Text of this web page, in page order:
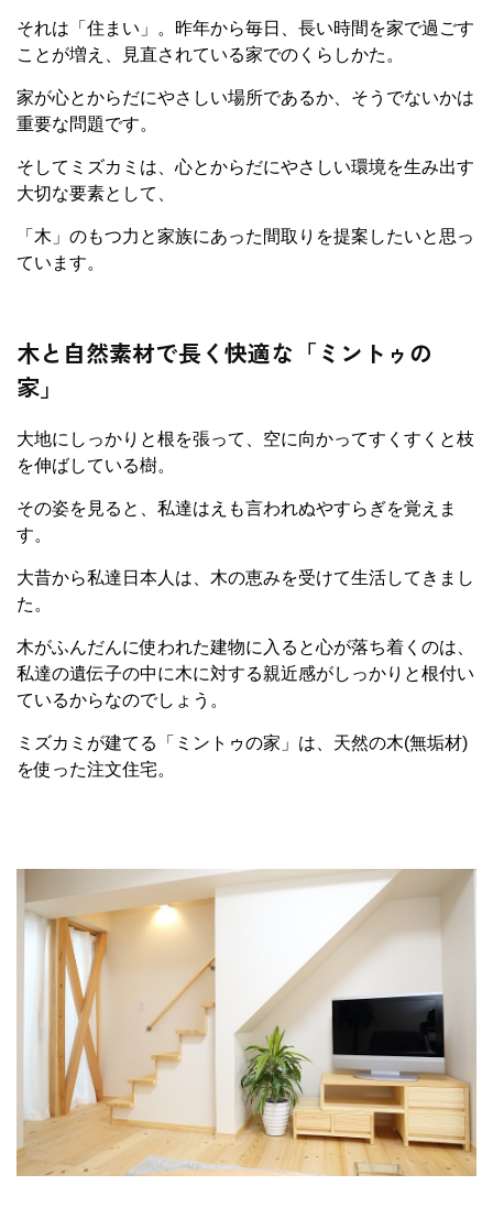
それは「住まい」。昨年から毎日、長い時間を家で過ごす
ことが増え、見直されている家でのくらしかた。
家が心とからだにやさしい場所であるか、そうでないかは
重要な問題です。
そしてミズカミは、心とからだにやさしい環境を生み出す
大切な要素として、
「木」のもつ力と家族にあった間取りを提案したいと思っ
ています。
木と自然素材で長く快適な「ミントゥの
家」
大地にしっかりと根を張って、空に向かってすくすくと枝
を伸ばしている樹。
その姿を見ると、私達はえも言われぬやすらぎを覚えま
す。
大昔から私達日本人は、木の恵みを受けて生活してきまし
た。
木がふんだんに使われた建物に入ると心が落ち着くのは、
私達の遺伝子の中に木に対する親近感がしっかりと根付い
ているからなのでしょう。
ミズカミが建てる「ミントゥの家」は、天然の木(無垢材)
を使った注文住宅。